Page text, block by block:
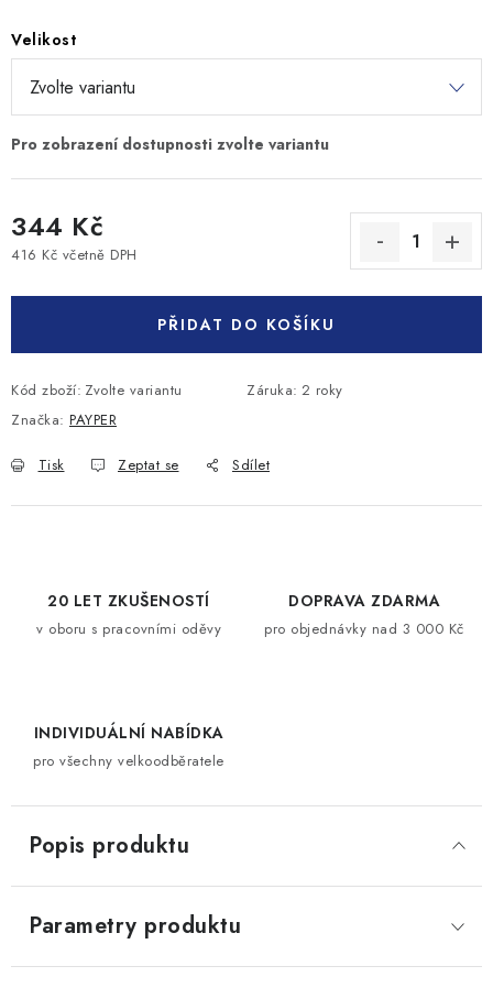
Velikost
344 Kč
416 Kč včetně DPH
PŘIDAT DO KOŠÍKU
Kód zboží: Zvolte variantu Záruka: 2 roky
Značka: PAYPER
Tisk Zeptat se Sdílet
20 LET ZKUŠENOSTÍ
v oboru s pracovními oděvy
DOPRAVA ZDARMA
pro objednávky nad 3 000 Kč
INDIVIDUÁLNÍ NABÍDKA
pro všechny velkoodběratele
Popis produktu
Parametry produktu